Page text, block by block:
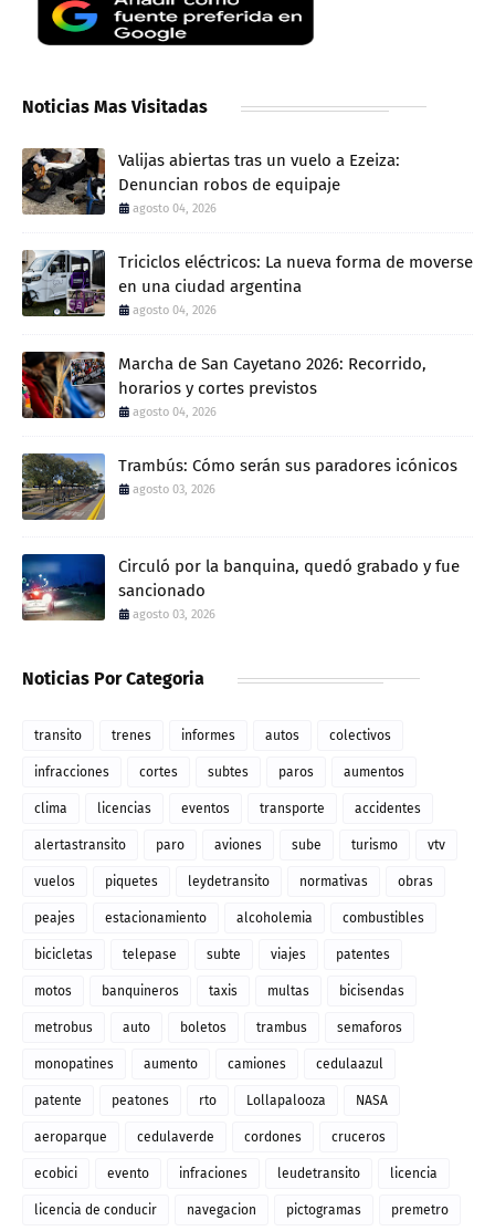
Noticias Mas Visitadas
Valijas abiertas tras un vuelo a Ezeiza:
Denuncian robos de equipaje
agosto 04, 2026
Triciclos eléctricos: La nueva forma de moverse
en una ciudad argentina
agosto 04, 2026
Marcha de San Cayetano 2026: Recorrido,
horarios y cortes previstos
agosto 04, 2026
Trambús: Cómo serán sus paradores icónicos
agosto 03, 2026
Circuló por la banquina, quedó grabado y fue
sancionado
agosto 03, 2026
Noticias Por Categoria
transito trenes informes autos colectivos
infracciones cortes subtes paros aumentos
clima licencias eventos transporte accidentes
alertastransito paro aviones sube turismo vtv
vuelos piquetes leydetransito normativas obras
peajes estacionamiento alcoholemia combustibles
bicicletas telepase subte viajes patentes
motos banquineros taxis multas bicisendas
metrobus auto boletos trambus semaforos
monopatines aumento camiones cedulaazul
patente peatones rto Lollapalooza NASA
aeroparque cedulaverde cordones cruceros
ecobici evento infraciones leudetransito licencia
licencia de conducir navegacion pictogramas premetro